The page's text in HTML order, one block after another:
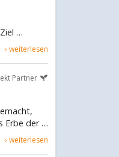
…
› weiterlesen
Partner
Erbe der …
› weiterlesen